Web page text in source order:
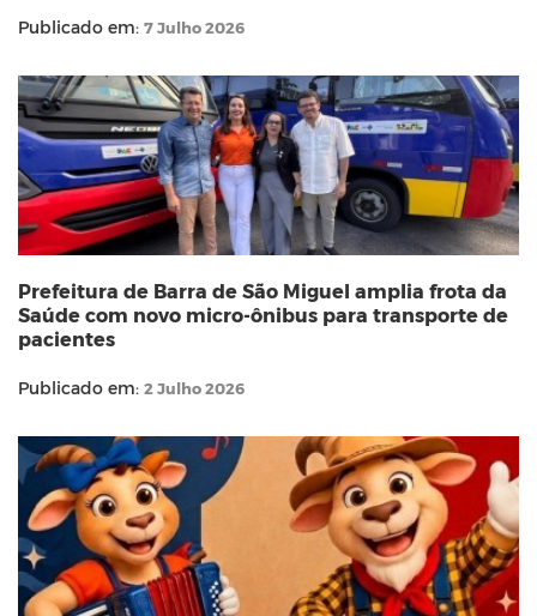
Publicado em: 7 Julho 2026
Prefeitura de Barra de São Miguel amplia frota da
Saúde com novo micro-ônibus para transporte de
pacientes
Publicado em: 2 Julho 2026